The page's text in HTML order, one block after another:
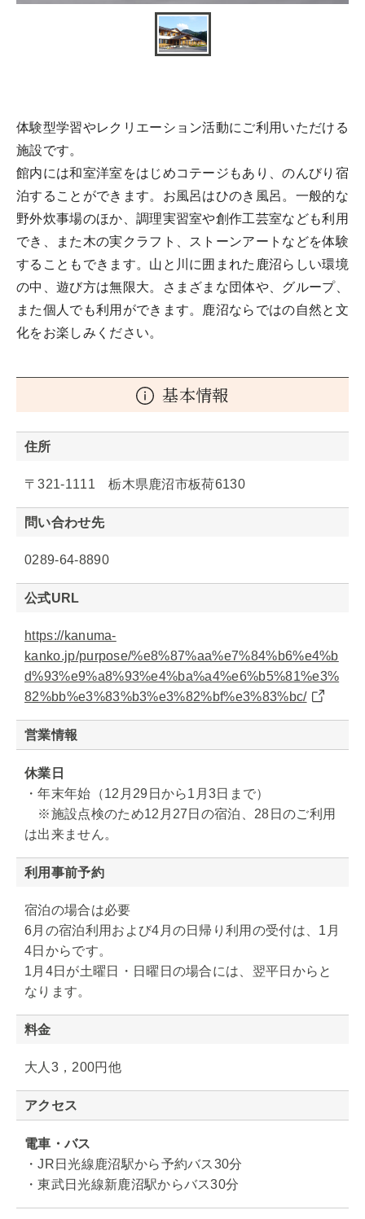
体験型学習やレクリエーション活動にご利用いただける
施設です。
館内には和室洋室をはじめコテージもあり、のんびり宿
泊することができます。お風呂はひのき風呂。一般的な
野外炊事場のほか、調理実習室や創作工芸室なども利用
でき、また木の実クラフト、ストーンアートなどを体験
することもできます。山と川に囲まれた鹿沼らしい環境
の中、遊び方は無限大。さまざまな団体や、グループ、
また個人でも利用ができます。鹿沼ならではの自然と文
化をお楽しみください。
基本情報
住所
〒321-1111 栃木県鹿沼市板荷6130
問い合わせ先
0289-64-8890
公式URL
https://kanuma-
kanko.jp/purpose/%e8%87%aa%e7%84%b6%e4%b
d%93%e9%a8%93%e4%ba%a4%e6%b5%81%e3%
82%bb%e3%83%b3%e3%82%bf%e3%83%bc/
営業情報
休業日
・年末年始（12月29日から1月3日まで）
※施設点検のため12月27日の宿泊、28日のご利用
は出来ません。
利用事前予約
宿泊の場合は必要
6月の宿泊利用および4月の日帰り利用の受付は、1月
4日からです。
1月4日が土曜日・日曜日の場合には、翌平日からと
なります。
料金
大人3，200円他
アクセス
電車・バス
・JR日光線鹿沼駅から予約バス30分
・東武日光線新鹿沼駅からバス30分